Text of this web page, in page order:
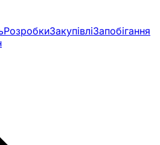
РозробкиЗакупівліЗапобігання